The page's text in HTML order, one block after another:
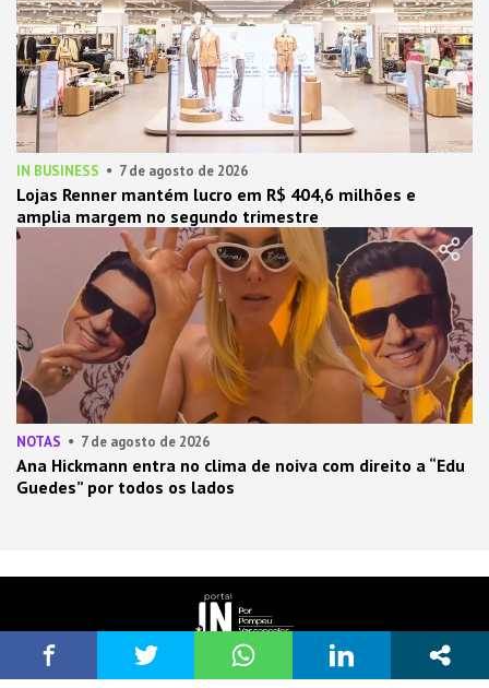
IN BUSINESS 7 de agosto de 2026
Lojas Renner mantém lucro em R$ 404,6 milhões e
amplia margem no segundo trimestre
NOTAS 7 de agosto de 2026
Ana Hickmann entra no clima de noiva com direito a “Edu
Guedes” por todos os lados